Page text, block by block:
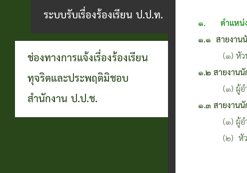
ระบบรับเรื่องร้องเรียน ป.ป.ท.
ช่องทางการแจ้งเรื่องร้องเรียน
ทุจริตและประพฤติมิชอบ
สำนักงาน ป.ป.ช.
๑. ตำแห
๑.๑ สายงาน
(๑) หัวหน้
๑.๒ สายงาน
(๑) ผู้อำนว
๑.๓ สายงาน
(๑) ผู้อำน
(๒) หัวหน้